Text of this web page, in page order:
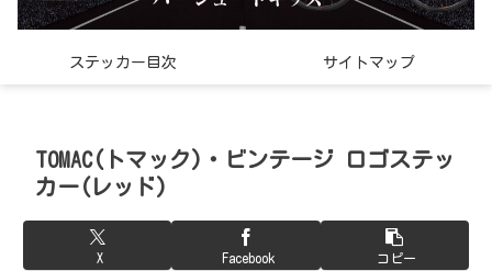
ステッカー目次 サイトマップ
TOMAC(トマック)・ビンテージ ロゴステッ
カー(レッド)
X Facebook コピー